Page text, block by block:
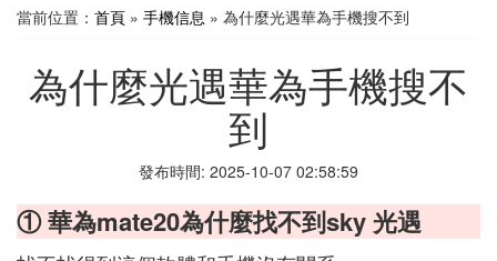
當前位置： 首頁 » 手機信息 » 為什麼光遇華為手機搜不到
為什麼光遇華為手機搜不
到
發布時間: 2025-10-07 02:58:59
① 華為mate20為什麼找不到sky 光遇